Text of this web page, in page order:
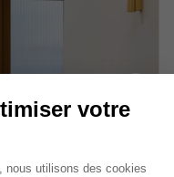
votre
du
nous utilisons des cookies